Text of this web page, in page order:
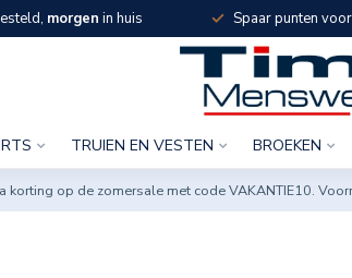
morgen in huis Spaar punten voor
TRUIEN EN VESTEN BROEKEN
op de zomersale met code VAKANTIE10.